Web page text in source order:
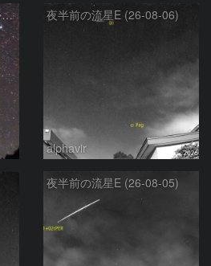
小国の星空② ーいて座からわし座にかけての銀河ー 夜半前の流星E (26-08-06)
alphavir
夜半前の流星E (26-08-05)